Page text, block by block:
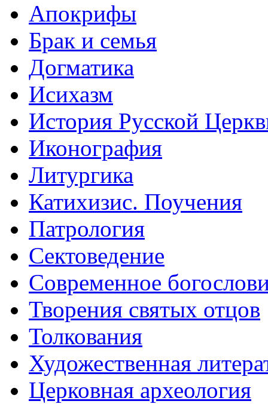
Апокрифы
Брак и семья
Догматика
Исихазм
История Русской
Иконография
Литургика
Катихизис. Поучения
Патрология
Сектоведение
Современное
Творения святых отцов
Толкования
Художественная
Церковная археология